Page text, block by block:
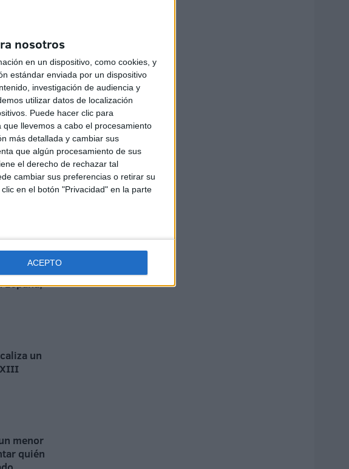
nosotros
en un dispositivo, como cookies, y
estándar enviada por un dispositivo
investigación de audiencia y
utilizar datos de localización
Puede hacer clic para
llevemos a cabo el procesamiento
más detallada y cambiar sus
que algún procesamiento de sus
el derecho de rechazar tal
cambiar sus preferencias o retirar su
en el botón "Privacidad" en la parte
ACEPTO
trabajan
que la
de
España,
un
menor
quién